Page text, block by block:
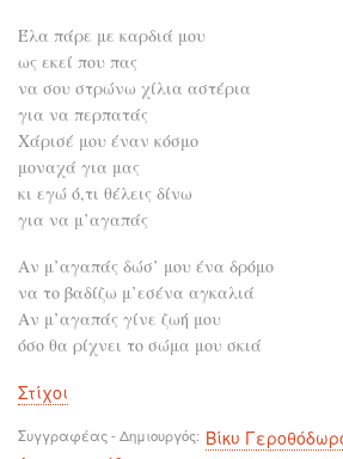
Έλα πάρε με καρδιά μου
ως εκεί που πας
να σου στρώνω χίλια αστέρια
για να περπατάς
Χάρισέ μου έναν κόσμο
μοναχά για μας
κι εγώ ό,τι θέλεις δίνω
για να μ’αγαπάς
Αν μ’αγαπάς δώσ’ μου ένα δρόμο
να το βαδίζω μ’εσένα αγκαλιά
Αν μ’αγαπάς γίνε ζωή μου
όσο θα ρίχνει το σώμα μου σκιά
Στίχοι
Συγγραφέας - Δημιουργός Βίκυ